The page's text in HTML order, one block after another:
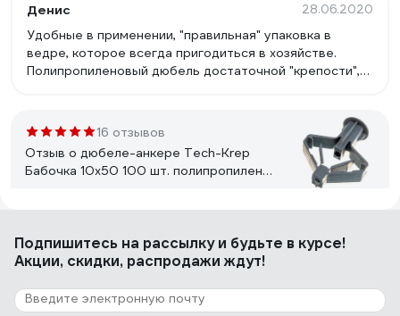
Денис
28.06.2020
Удобные в применении, "правильная" упаковка в
ведре, которое всегда пригодиться в хозяйстве.
Полипропиленовый дюбель достаточной "крепости",
16 отзывов
Отзыв о дюбеле-анкере Tech-Krep
Бабочка 10х50 100 шт. полипропилен
Не дорогие и качественные за упаковку 100шт.
7 отзывов
Подпишитесь на рассылкуи будьте в курсе!
Акции, скидки, распродажи ждут!